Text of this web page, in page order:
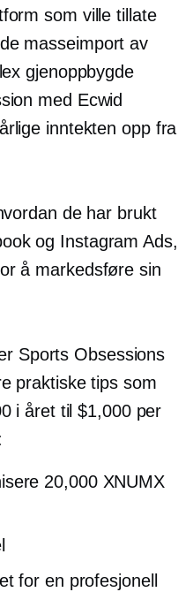
som ville tillate
masseimport av
gjenoppbygde
med Ecwid
inntekten opp fra
de har brukt
og Instagram Ads,
å markedsføre sin
Sports Obsessions
praktiske tips som
i året til $1,000 per
20,000 XNUMX
for en profesjonell